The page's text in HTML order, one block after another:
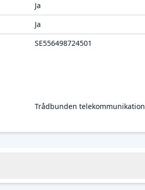
Ja
Ja
SE556498724501
Trådbunden telekommunikation